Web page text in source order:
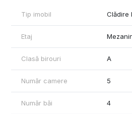
receptie, grupuri sanitare
Rares Feraru – Commercial Real
Plus-Imo
Tel: +40790070077
Tip imobil Clădire
Etaj
Clasă birouri A
Număr camere 5
Număr băi 4